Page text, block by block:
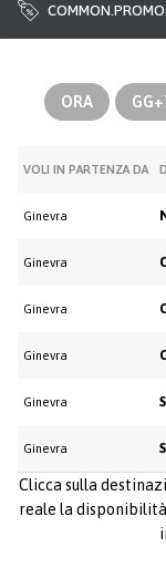
ORA
VOLI IN PARTENZA DA
Ginevra
Ginevra
Ginevra
Ginevra
Ginevra
Ginevra
Clicca sulla
reale la